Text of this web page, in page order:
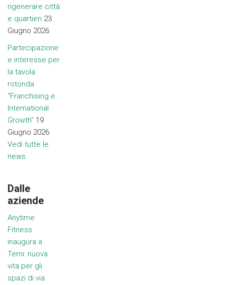
rigenerare città
e quartieri 23
Giugno 2026
Partecipazione
e interesse per
la tavola
rotonda
“Franchising e
International
Growth” 19
Giugno 2026
Vedi tutte le
news
Dalle
aziende
Anytime
Fitness
inaugura a
Terni: nuova
vita per gli
spazi di via